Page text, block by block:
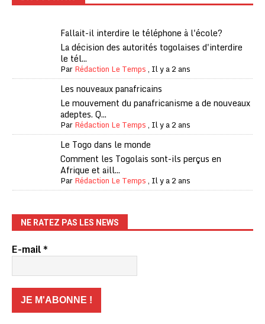
Fallait-il interdire le téléphone à l'école?
La décision des autorités togolaises d'interdire
le tél...
ParRédaction Le Temps, Il y a 2 ans
Les nouveaux panafricains
Le mouvement du panafricanisme a de nouveaux
adeptes. Q...
ParRédaction Le Temps, Il y a 2 ans
Le Togo dans le monde
Comment les Togolais sont-ils perçus en
Afrique et aill...
ParRédaction Le Temps, Il y a 2 ans
NE RATEZ PAS LES NEWS
E-mail*